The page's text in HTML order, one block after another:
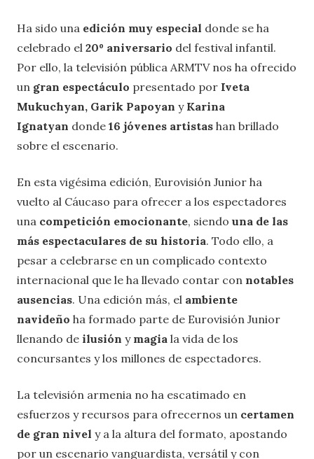
Ha sido una edición muy especial donde se ha
celebrado el 20º aniversario del festival infantil.
Por ello, la televisión pública ARMTV nos ha ofrecido
un gran espectáculo presentado por Iveta
Mukuchyan, Garik Papoyan y Karina
Ignatyan donde 16 jóvenes artistas han brillado
sobre el escenario.
En esta vigésima edición, Eurovisión Junior ha
vuelto al Cáucaso para ofrecer a los espectadores
una competición emocionante, siendo una de las
más espectaculares de su historia. Todo ello, a
pesar a celebrarse en un complicado contexto
internacional que le ha llevado contar con notables
ausencias. Una edición más, el ambiente
navideño ha formado parte de Eurovisión Junior
llenando de ilusión y magia la vida de los
concursantes y los millones de espectadores.
La televisión armenia no ha escatimado en
esfuerzos y recursos para ofrecernos un certamen
de gran nivel y a la altura del formato, apostando
por un escenario vanguardista, versátil y con